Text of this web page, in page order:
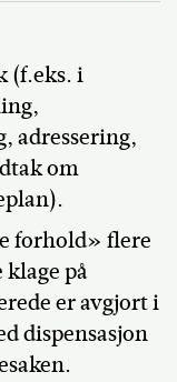
(f.eks. i
adressering,
om
forhold» flere
på
er avgjort i
dispensasjon